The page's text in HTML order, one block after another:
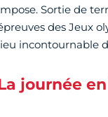
Sortie de
des Jeux
incontournable
journée